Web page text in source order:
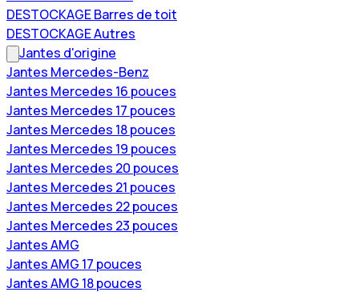
DESTOCKAGE Barres de toit
DESTOCKAGE Autres
Jantes d'origine
Jantes Mercedes-Benz
Jantes Mercedes 16 pouces
Jantes Mercedes 17 pouces
Jantes Mercedes 18 pouces
Jantes Mercedes 19 pouces
Jantes Mercedes 20 pouces
Jantes Mercedes 21 pouces
Jantes Mercedes 22 pouces
Jantes Mercedes 23 pouces
Jantes AMG
Jantes AMG 17 pouces
Jantes AMG 18 pouces